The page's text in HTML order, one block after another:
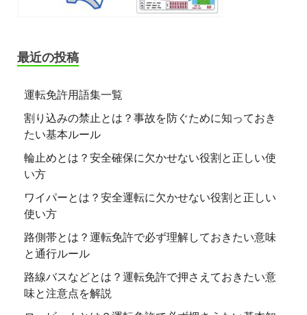
最近の投稿
運転免許用語集一覧
割り込みの禁止とは？事故を防ぐために知っておき
たい基本ルール
輪止めとは？安全確保に欠かせない役割と正しい使
い方
ワイパーとは？安全運転に欠かせない役割と正しい
使い方
路側帯とは？運転免許で必ず理解しておきたい意味
と通行ルール
路線バスなどとは？運転免許で押さえておきたい意
味と注意点を解説